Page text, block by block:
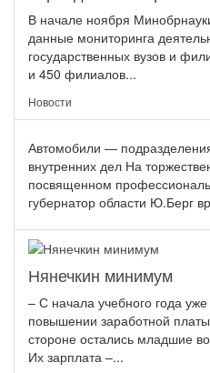
В начале ноября
данные мониторинга
государственных вузов и
и 450 филиалов...
Новости
Автомобили —
внутренних дел На
посвященном
губернатор области Ю.Берг
Нянечкин минимум
– С начала учебного года
повышении заработной
стороне остались младшие
Их зарплата –...